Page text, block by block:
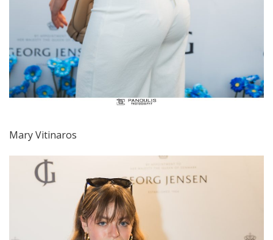
Mary Vitinaros